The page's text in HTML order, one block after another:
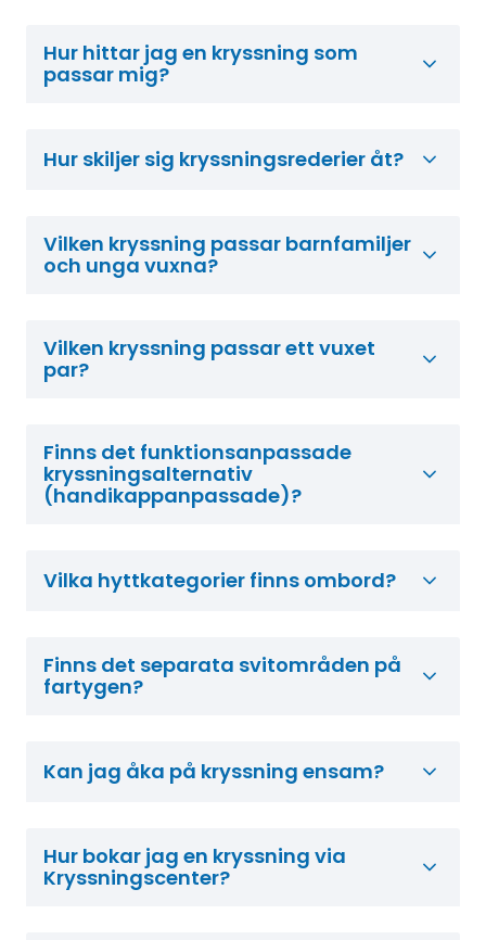
Hur hittar jag en kryssning som
passar mig?
Hur skiljer sig kryssningsrederier åt?
Vilken kryssning passar barnfamiljer
och unga vuxna?
Vilken kryssning passar ett vuxet
par?
Finns det funktionsanpassade
kryssningsalternativ
(handikappanpassade)?
Vilka hyttkategorier finns ombord?
Finns det separata svitområden på
fartygen?
Kan jag åka på kryssning ensam?
Hur bokar jag en kryssning via
Kryssningscenter?